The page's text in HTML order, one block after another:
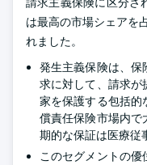
は最高の市場シェアを
れました。
発生主義保険は、保
求に対して、請求が
家を保護する包括的
償責任保険市場内で
期的な保証は医療従
このセグメントの